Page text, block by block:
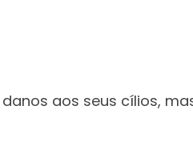
aos seus cílios,